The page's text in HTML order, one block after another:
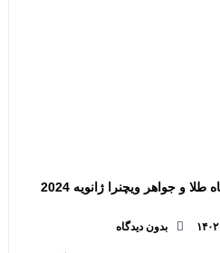
و جواهر ویچنرا ژانویه 2024
بدون دیدگاه